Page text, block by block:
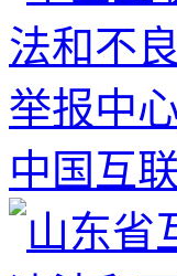
中国互